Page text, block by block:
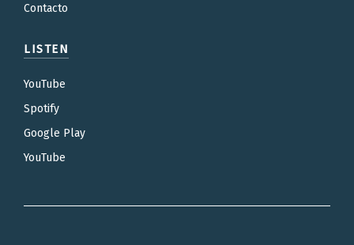
Contacto
LISTEN
YouTube
Spotify
Google Play
YouTube